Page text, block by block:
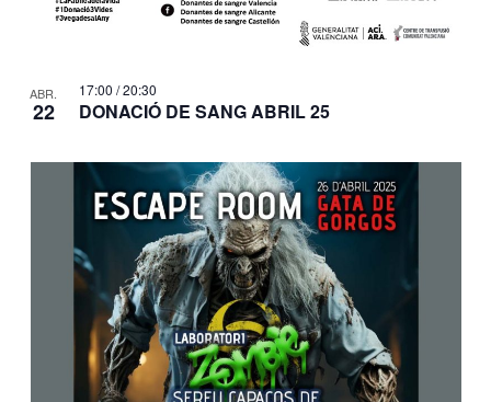
ABR.
22 DONACIÓ DE SANG ABRIL 25
17:00 / 20:30